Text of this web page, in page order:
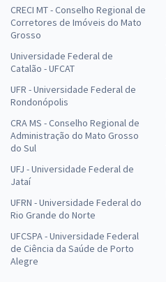
CRECI MT - Conselho Regional de
Corretores de Imóveis do Mato
Grosso
Universidade Federal de
Catalão - UFCAT
UFR - Universidade Federal de
Rondonópolis
CRA MS - Conselho Regional de
Administração do Mato Grosso
do Sul
UFJ - Universidade Federal de
Jataí
UFRN - Universidade Federal do
Rio Grande do Norte
UFCSPA - Universidade Federal
de Ciência da Saúde de Porto
Alegre